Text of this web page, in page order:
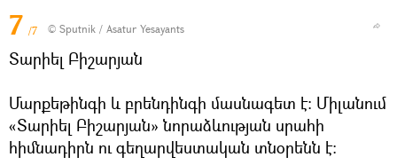
7 /7 © Sputnik / Asatur Yesayants
Տարիել Բիշարյան
Մարքեթինգի և բրենդինգի մասնագետ է: Միլանում
«Տարիել Բիշարյան» նորաձևության սրահի
հիմնադիրն ու գեղարվեստական տնօրենն է: